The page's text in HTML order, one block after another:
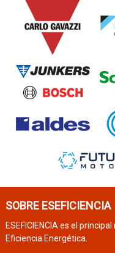
SOBRE ESEFICIENCIA
ESEFICIENCIA es el
Eficiencia Energética.